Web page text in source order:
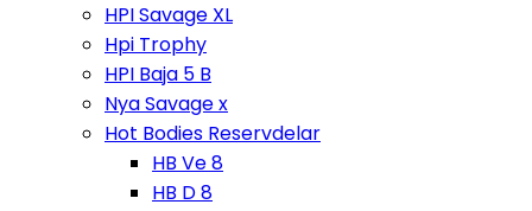
HPI Savage XL
Hpi Trophy
HPI Baja 5 B
Nya Savage x
Hot Bodies Reservdelar
HB Ve 8
HB D 8